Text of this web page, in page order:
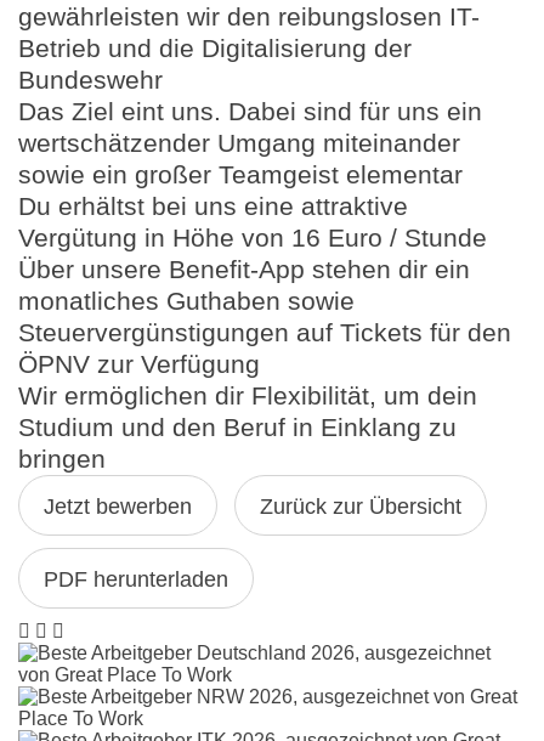
gewährleisten wir den reibungslosen IT-
Betrieb und die Digitalisierung der
Bundeswehr
Das Ziel eint uns. Dabei sind für uns ein
wertschätzender Umgang miteinander
sowie ein großer Teamgeist elementar
Du erhältst bei uns eine attraktive
Vergütung in Höhe von 16 Euro / Stunde
Über unsere Benefit-App stehen dir ein
monatliches Guthaben sowie
Steuervergünstigungen auf Tickets für den
ÖPNV zur Verfügung
Wir ermöglichen dir Flexibilität, um dein
Studium und den Beruf in Einklang zu
bringen
Jetzt bewerben Zurück zur Übersicht
PDF herunterladen